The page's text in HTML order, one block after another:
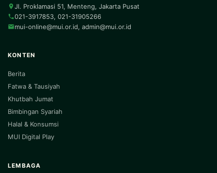
Jl. Proklamasi 51, Menteng, Jakarta Pusat
021-3917853, 021-31905266
mui-online@mui.or.id, admin@mui.or.id
KONTEN
Berita
Fatwa & Tausiyah
Khutbah Jumat
Bimbingan Syariah
Halal & Konsumsi
MUI Digital Play
LEMBAGA